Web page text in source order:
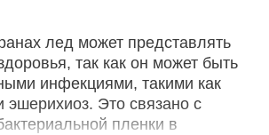
лед может представлять
так как он может быть
инфекциями, такими как
эшерихиоз. Это связано с
пленки в